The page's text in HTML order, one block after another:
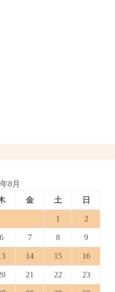
8月
金 土 日
1 2
6 7 8 9
14 15 16
21 22 23